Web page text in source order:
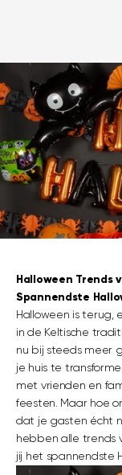
Halloween Trends
Spannendste
Halloween is terug,
in de Keltische
nu bij steeds meer
je huis te
met vrienden en
feesten. Maar hoe
dat je gasten écht
hebben alle trends
jij het spannendste